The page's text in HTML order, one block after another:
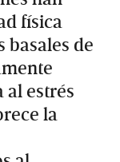
física
basales de
al estrés
la